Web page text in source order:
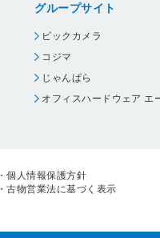
グループサイト
ビックカメラ
コジマ
じゃんぱら
オフィスハードウェア エ
・個人情報保護方針
・古物営業法に基づく表示